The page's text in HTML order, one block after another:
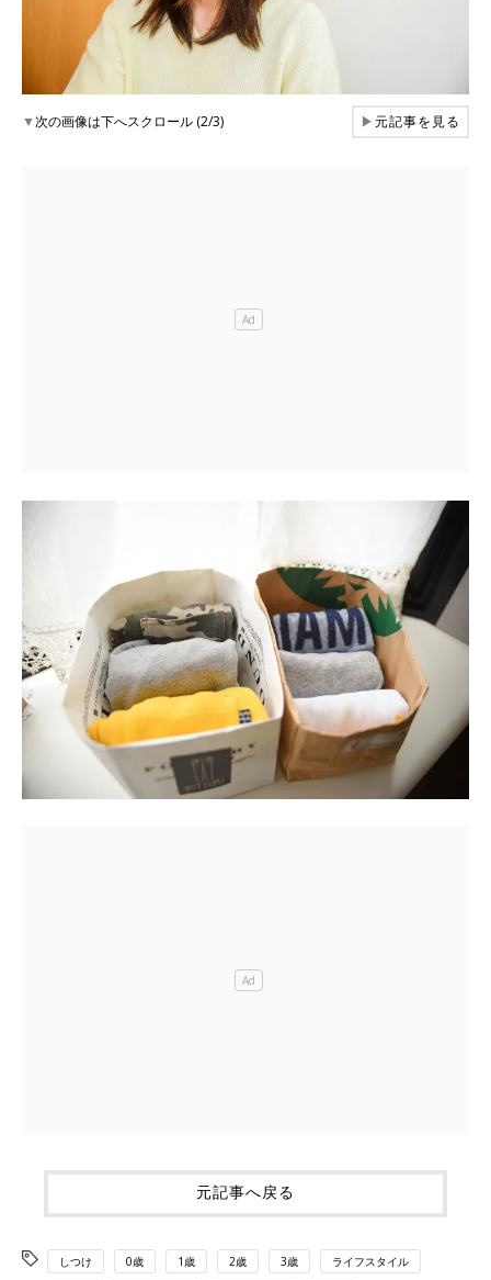
▼次の画像は下へスクロール (2/3) ▶元記事を見る
元記事へ戻る
しつけ 0歳 1歳 2歳 3歳 ライフスタイル